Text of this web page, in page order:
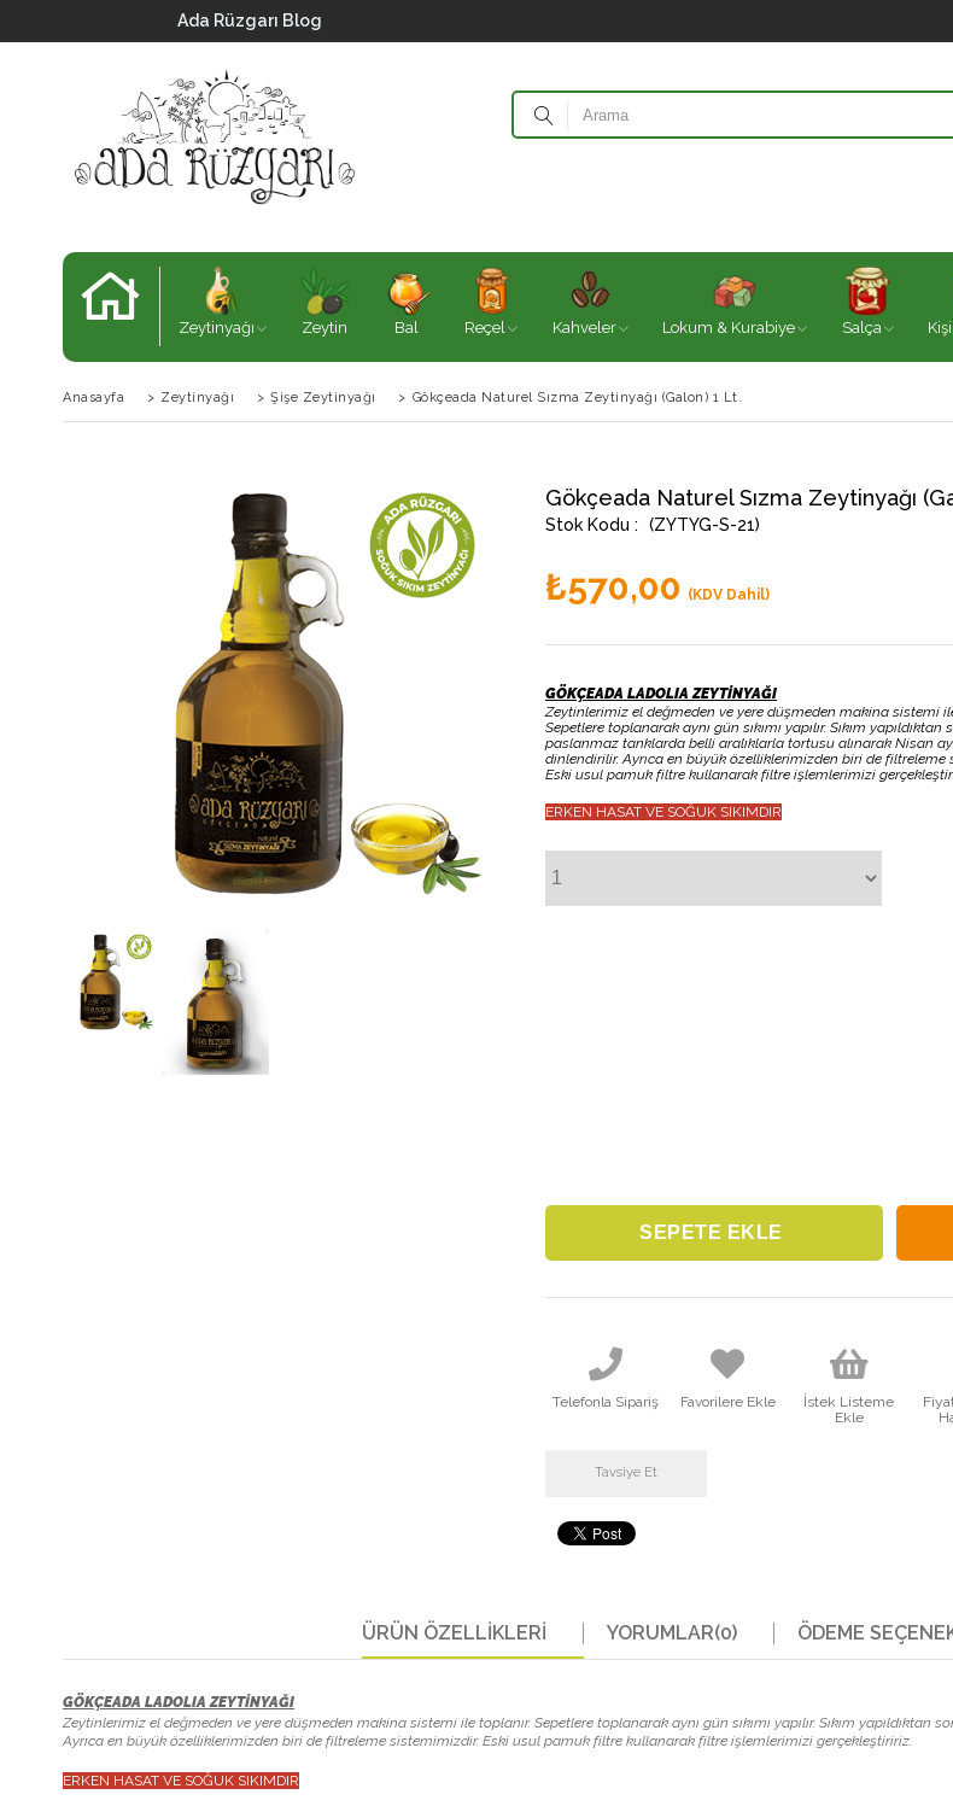
Ada Rüzgarı Blog
Zeytinyağı Zeytin Bal Reçel Kahveler Lokum & Kurabiye Salça
Anasayfa > Zeytinyağı > Şişe Zeytinyağı > Gökçeada Naturel Sızma Zeytinyağı (Galon) 1 Lt.
Gökçeada Naturel Sızma Zeytinyağı
(ZYTYG-S-21)
₺570,00 (KDV Dahil)
GÖKÇEADA LADOLIA ZEYTİNYAĞI
Zeytinlerimiz el değmeden ve yere düşmeden makina sistemi
Sepetlere toplanarak aynı gün sıkımı yapılır. Sıkım yapıldıktan
paslanmaz tanklarda belli aralıklarla tortusu alınarak Nisan
dinlendirilir. Ayrıca en büyük özelliklerimizden biri de filtreleme
Eski usul pamuk filtre kullanarak filtre işlemlerimizi
ERKEN HASAT VE SOĞUK SIKIMDIR
Telefonla Sipariş Favorilere Ekle
İstek Listeme
Ekle
Tavsiye Et
ÜRÜN ÖZELLIKLERI YORUMLAR(0) ÖDEME
GÖKÇEADA LADOLIA ZEYTİNYAĞI
Zeytinlerimiz el değmeden ve yere düşmeden makina sistemi ile toplanır. Sepetlere toplanarak aynı gün sıkımı yapılır. Sıkım
Ayrıca en büyük özelliklerimizden biri de filtreleme sistemimizdir. Eski usul pamuk filtre kullanarak filtre işlemlerimizi gerçekleştiririz.
ERKEN HASAT VE SOĞUK SIKIMDIR